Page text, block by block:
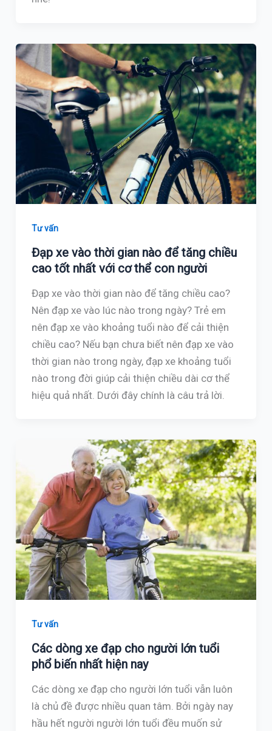
Tư vấn
Đạp xe vào thời gian nào để tăng chiều
cao tốt nhất với cơ thể con người
Đạp xe vào thời gian nào để tăng chiều cao?
Nên đạp xe vào lúc nào trong ngày? Trẻ em
nên đạp xe vào khoảng tuổi nào để cải thiện
chiều cao? Nếu bạn chưa biết nên đạp xe vào
thời gian nào trong ngày, đạp xe khoảng tuổi
nào trong đời giúp cải thiện chiều dài cơ thể
hiệu quả nhất. Dưới đây chính là câu trả lời.
Tư vấn
Các dòng xe đạp cho người lớn tuổi
phổ biến nhất hiện nay
Các dòng xe đạp cho người lớn tuổi vẫn luôn
là chủ đề được nhiều quan tâm. Bởi ngày nay
hầu hết người người lớn tuổi đều muốn sử